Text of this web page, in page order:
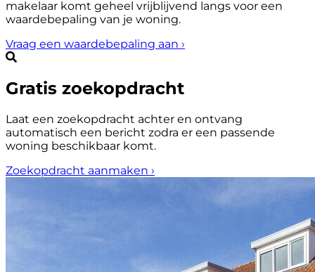
makelaar komt geheel vrijblijvend langs voor een
waardebepaling van je woning.
Vraag een waardebepaling aan ›
Gratis zoekopdracht
Laat een zoekopdracht achter en ontvang
automatisch een bericht zodra er een passende
woning beschikbaar komt.
Zoekopdracht aanmaken ›